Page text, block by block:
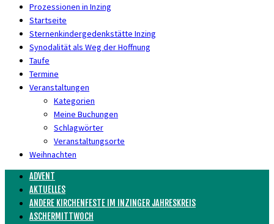
Prozessionen in Inzing
Startseite
Sternenkindergedenkstätte Inzing
Synodalität als Weg der Hoffnung
Taufe
Termine
Veranstaltungen
Kategorien
Meine Buchungen
Schlagwörter
Veranstaltungsorte
Weihnachten
ADVENT
AKTUELLES
ANDERE KIRCHENFESTE IM INZINGER JAHRESKREIS
ASCHERMITTWOCH